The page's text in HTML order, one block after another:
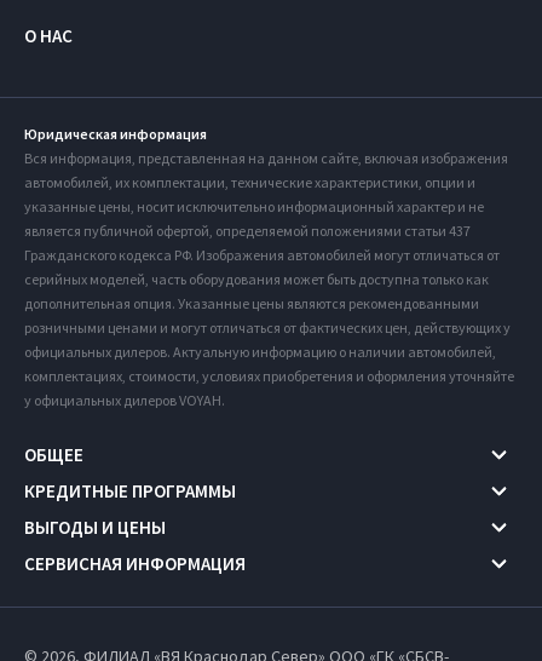
О НАС
Юридическая информация
Вся информация, представленная на данном сайте, включая изображения
автомобилей, их комплектации, технические характеристики, опции и
указанные цены, носит исключительно информационный характер и не
является публичной офертой, определяемой положениями статьи 437
Гражданского кодекса РФ. Изображения автомобилей могут отличаться от
серийных моделей, часть оборудования может быть доступна только как
дополнительная опция. Указанные цены являются рекомендованными
розничными ценами и могут отличаться от фактических цен, действующих у
официальных дилеров. Актуальную информацию о наличии автомобилей,
комплектациях, стоимости, условиях приобретения и оформления уточняйте
у официальных дилеров VOYAH.
ОБЩЕЕ
КРЕДИТНЫЕ ПРОГРАММЫ
ВЫГОДЫ И ЦЕНЫ
СЕРВИСНАЯ ИНФОРМАЦИЯ
© 2026, ФИЛИАЛ «ВЯ Краснодар Север» ООО «ГК «СБСВ-